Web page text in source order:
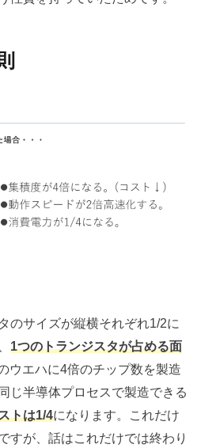
のサイズが縦横それぞれ1/2に
1つのトランジスタが占める面
ウエハに4倍のチップ数を製造
じ半導体プロセスで製造できる
トは1/4になります。これだけ
すが、話はこれだけでは終わり